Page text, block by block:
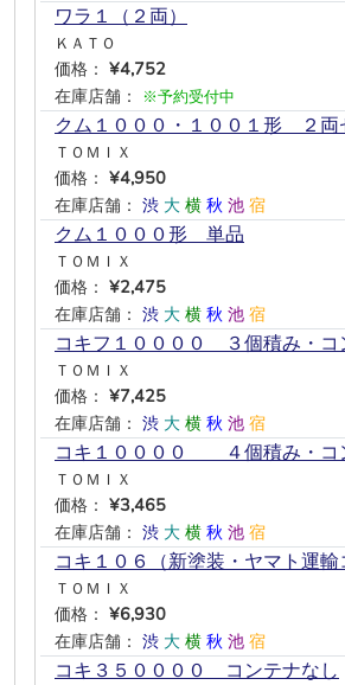
ワラ１（２両）
ＫＡＴＯ
価格： ¥4,752
在庫店舗：
※予約受付中
クム１０００・１００１形 ２両
ＴＯＭＩＸ
価格： ¥4,950
在庫店舗： 渋 大 横 秋 池 宿
クム１０００形 単品
ＴＯＭＩＸ
価格： ¥2,475
在庫店舗： 渋 大 横 秋 池 宿
コキフ１００００ ３個積み・コ
ＴＯＭＩＸ
価格： ¥7,425
在庫店舗： 渋 大 横 秋 池 宿
コキ１００００ ４個積み・コ
ＴＯＭＩＸ
価格： ¥3,465
在庫店舗： 渋 大 横 秋 池 宿
コキ１０６（新塗装・ヤマト運輸
ＴＯＭＩＸ
価格： ¥6,930
在庫店舗： 渋 大 横 秋 池 宿
コキ３５００００ コンテナなし